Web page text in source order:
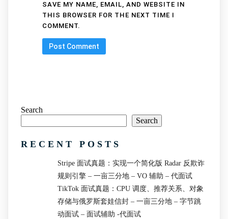
SAVE MY NAME, EMAIL, AND WEBSITE IN
THIS BROWSER FOR THE NEXT TIME I
COMMENT.
Search
Search
RECENT POSTS
Stripe 面试真题：实现一个简化版 Radar 反欺诈
规则引擎 – 一亩三分地 – VO 辅助 – 代面试
TikTok 面试真题：CPU 调度、推荐关系、对象
存储与俄罗斯套娃信封 – 一亩三分地 – 字节跳
动面试 – 面试辅助 -代面试